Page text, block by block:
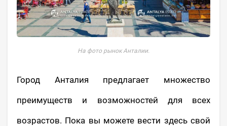
На фото рынок Анталии.
Город Анталия предлагает множество
преимуществ и возможностей для всех
возрастов. Пока вы можете вести здесь свой